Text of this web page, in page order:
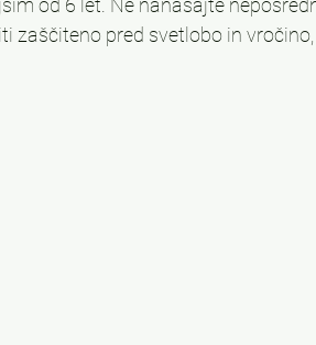
od 6 let. Ne nanašajte
zaščiteno pred svetlobo in